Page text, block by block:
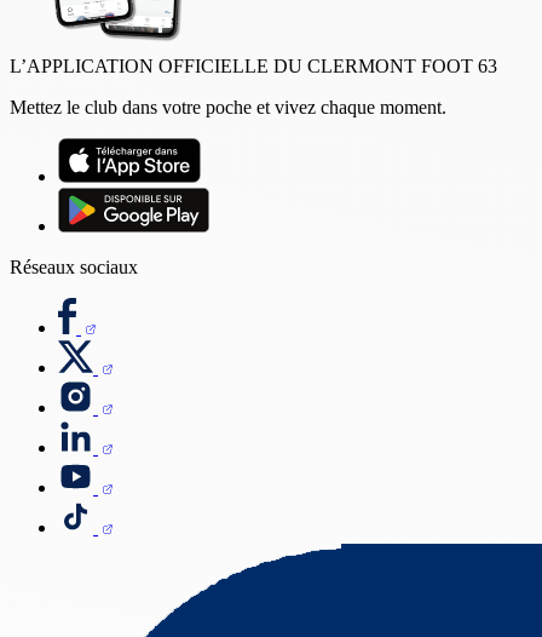
L’APPLICATION OFFICIELLE DU CLERMONT FOOT 63
Mettez le club dans votre poche et vivez chaque moment.
Réseaux sociaux